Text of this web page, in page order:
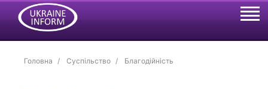
Головна Суспільство Благодійність